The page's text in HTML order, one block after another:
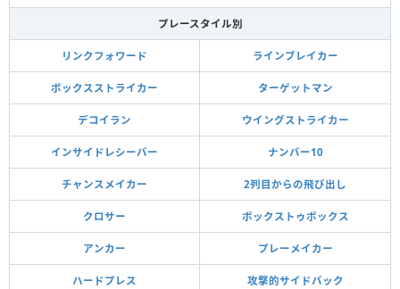
プレースタイル別
リンクフォワード ラインブレイカー
ボックスストライカー ターゲットマン
デコイラン ウイングストライカー
インサイドレシーバー ナンバー10
チャンスメイカー 2列目からの飛び出し
クロサー ボックストゥボックス
アンカー プレーメイカー
ハードプレス 攻撃的サイドバック